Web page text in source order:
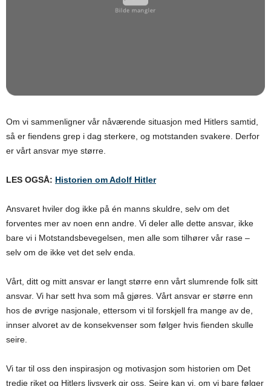
Om vi sammenligner vår nåværende situasjon med Hitlers samtid,
så er fiendens grep i dag sterkere, og motstanden svakere. Derfor
er vårt ansvar mye større.
LES OGSÅ: Historien om Adolf Hitler
Ansvaret hviler dog ikke på én manns skuldre, selv om det
forventes mer av noen enn andre. Vi deler alle dette ansvar, ikke
bare vi i Motstandsbevegelsen, men alle som tilhører vår rase –
selv om de ikke vet det selv enda.
Vårt, ditt og mitt ansvar er langt større enn vårt slumrende folk sitt
ansvar. Vi har sett hva som må gjøres. Vårt ansvar er større enn
hos de øvrige nasjonale, ettersom vi til forskjell fra mange av de,
innser alvoret av de konsekvenser som følger hvis fienden skulle
seire.
Vi tar til oss den inspirasjon og motivasjon som historien om Det
tredje riket og Hitlers livsverk gir oss. Seire kan vi, om vi bare følger